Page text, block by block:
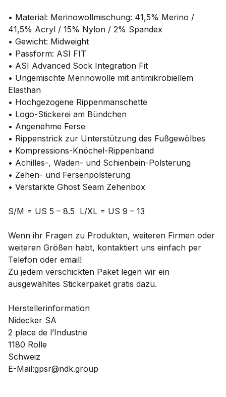
• Material: Merinowollmischung: 41,5% Merino /
41,5% Acryl / 15% Nylon / 2% Spandex
• Gewicht: Midweight
• Passform: ASI FIT
• ASI Advanced Sock Integration Fit
• Ungemischte Merinowolle mit antimikrobiellem
Elasthan
• Hochgezogene Rippenmanschette
• Logo-Stickerei am Bündchen
• Angenehme Ferse
• Rippenstrick zur Unterstützung des Fußgewölbes
• Kompressions-Knöchel-Rippenband
• Achilles-, Waden- und Schienbein-Polsterung
• Zehen- und Fersenpolsterung
• Verstärkte Ghost Seam Zehenbox
S/M = US 5 – 8.5 L/XL = US 9 – 13
Wenn ihr Fragen zu Produkten, weiteren Firmen oder
weiteren Größen habt, kontaktiert uns einfach per
Telefon oder email!
Zu jedem verschickten Paket legen wir ein
ausgewähltes Stickerpaket gratis dazu.
Herstellerinformation
Nidecker SA
2 place de l’Industrie
1180 Rolle
Schweiz
E-Mail:gpsr@ndk.group